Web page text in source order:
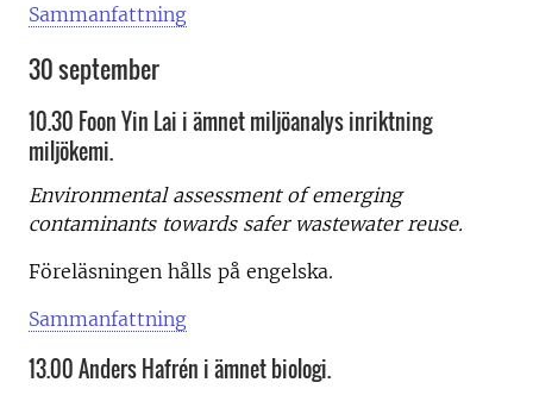
Sammanfattning
30 september
10.30 Foon Yin Lai i ämnet miljöanalys inriktning
miljökemi.
Environmental assessment of emerging
contaminants towards safer wastewater reuse.
Föreläsningen hålls på engelska.
Sammanfattning
13.00 Anders Hafrén i ämnet biologi.